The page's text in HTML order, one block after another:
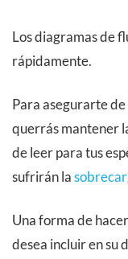
Los diagramas de
rápidamente.
Para asegurarte
querrás mantener
de leer para tus
sufrirán la
Una forma de
desea incluir en su